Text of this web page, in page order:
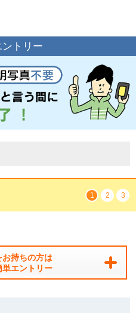
トリー
お持ちの方は
単エントリー
1 2 3
望の方はこちら
リーする